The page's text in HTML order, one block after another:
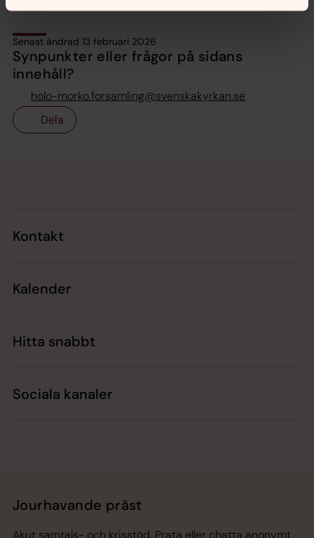
Senast ändrad 13 februari 2026
Synpunkter eller frågor på sidans
innehåll?
holo-morko.forsamling@svenskakyrkan.se
Dela
Kontakt
Kalender
Hitta snabbt
Sociala kanaler
Jourhavande präst
Akut samtals- och krisstöd. Prata eller chatta anonymt